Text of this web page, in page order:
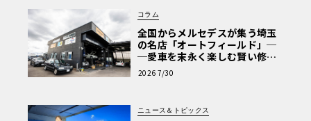
コラム
全国からメルセデスが集う埼玉
の名店「オートフィールド」─
─愛車を末永く楽しむ賢い修理
術と、プロがフックス製オイル
を選ぶ理由〈PR〉
2026 7/30
ニュース＆トピックス